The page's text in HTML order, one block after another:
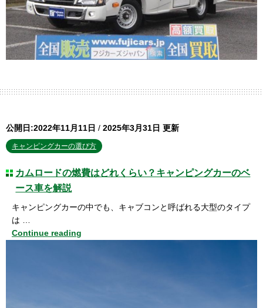
公開日:2022年11月11日 / 2025年3月31日 更新
キャンピングカーの選び方
カムロードの燃費はどれくらい？キャンピングカーのベ
ース車を解説
キャンピングカーの中でも、キャブコンと呼ばれる大型のタイプ
は …
Continue reading